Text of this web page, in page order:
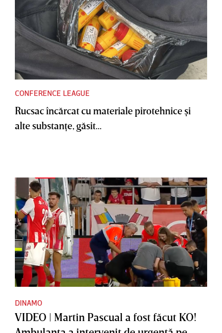
CONFERENCE LEAGUE
Rucsac încărcat cu materiale pirotehnice şi
alte substanţe, găsit...
DINAMO
VIDEO | Martin Pascual a fost făcut KO!